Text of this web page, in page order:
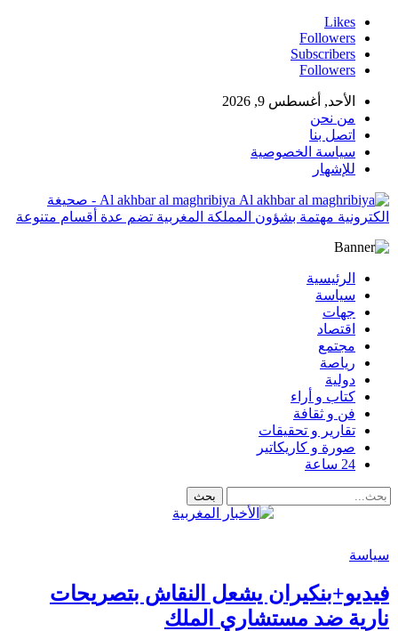
Likes
Followers
Subscribers
Followers
الأحد, أغسطس 9, 2026
من نحن
اتصل بنا
سياسة الخصوصية
للإشهار
Al akhbar al maghribiya - صحيغة
الكترونية مهتمة بشؤون المملكة المغربية تضم عدة أقسام متنوعة
الرئيسية
سياسة
جهات
اقتصاد
مجتمع
رياصة
دولية
كتاب و أراء
فن و ثقافة
تقارير و تحقيقات
صورة و كاريكاتير
24 ساعة
سياسة
فيديو+بنكيران يشعل النقاش بتصريحات
نارية ضد مستشاري الملك